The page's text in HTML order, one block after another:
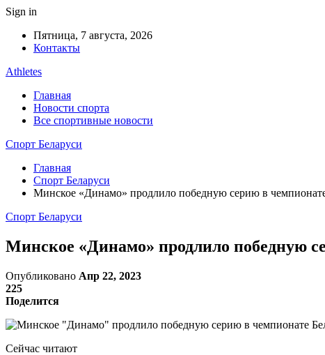
Sign in
Пятница, 7 августа, 2026
Контакты
Athletes
Главная
Новости спорта
Все спортивные новости
Спорт Беларуси
Главная
Спорт Беларуси
Минское «Динамо» продлило победную серию в
Спорт Беларуси
Минское «Динамо» продлило победную
Опубликовано Апр 22, 2023
225
Поделится
Сейчас читают